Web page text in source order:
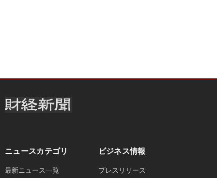
ニュースカテゴリ
最新ニュース一覧
ビジネス情報
プレスリリース